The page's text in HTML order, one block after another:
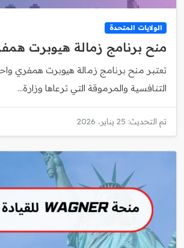
الولايات المتحدة
منح برنامج زمالة هيوبرت
تعتبر منح برنامج زمالة هيوبرت همفري
التنافسية والمرموقة التي ترعاها وزارة...
تم التحديث: 25 يناير، 2026